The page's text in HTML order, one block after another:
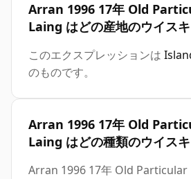
Arran 1996 17年 Old
Laing はどの産地のウイス
このエクスプレッションは
のものです。
Arran 1996 17年 Old
Laing はどの種類のウイス
Arran 1996 17年 Old